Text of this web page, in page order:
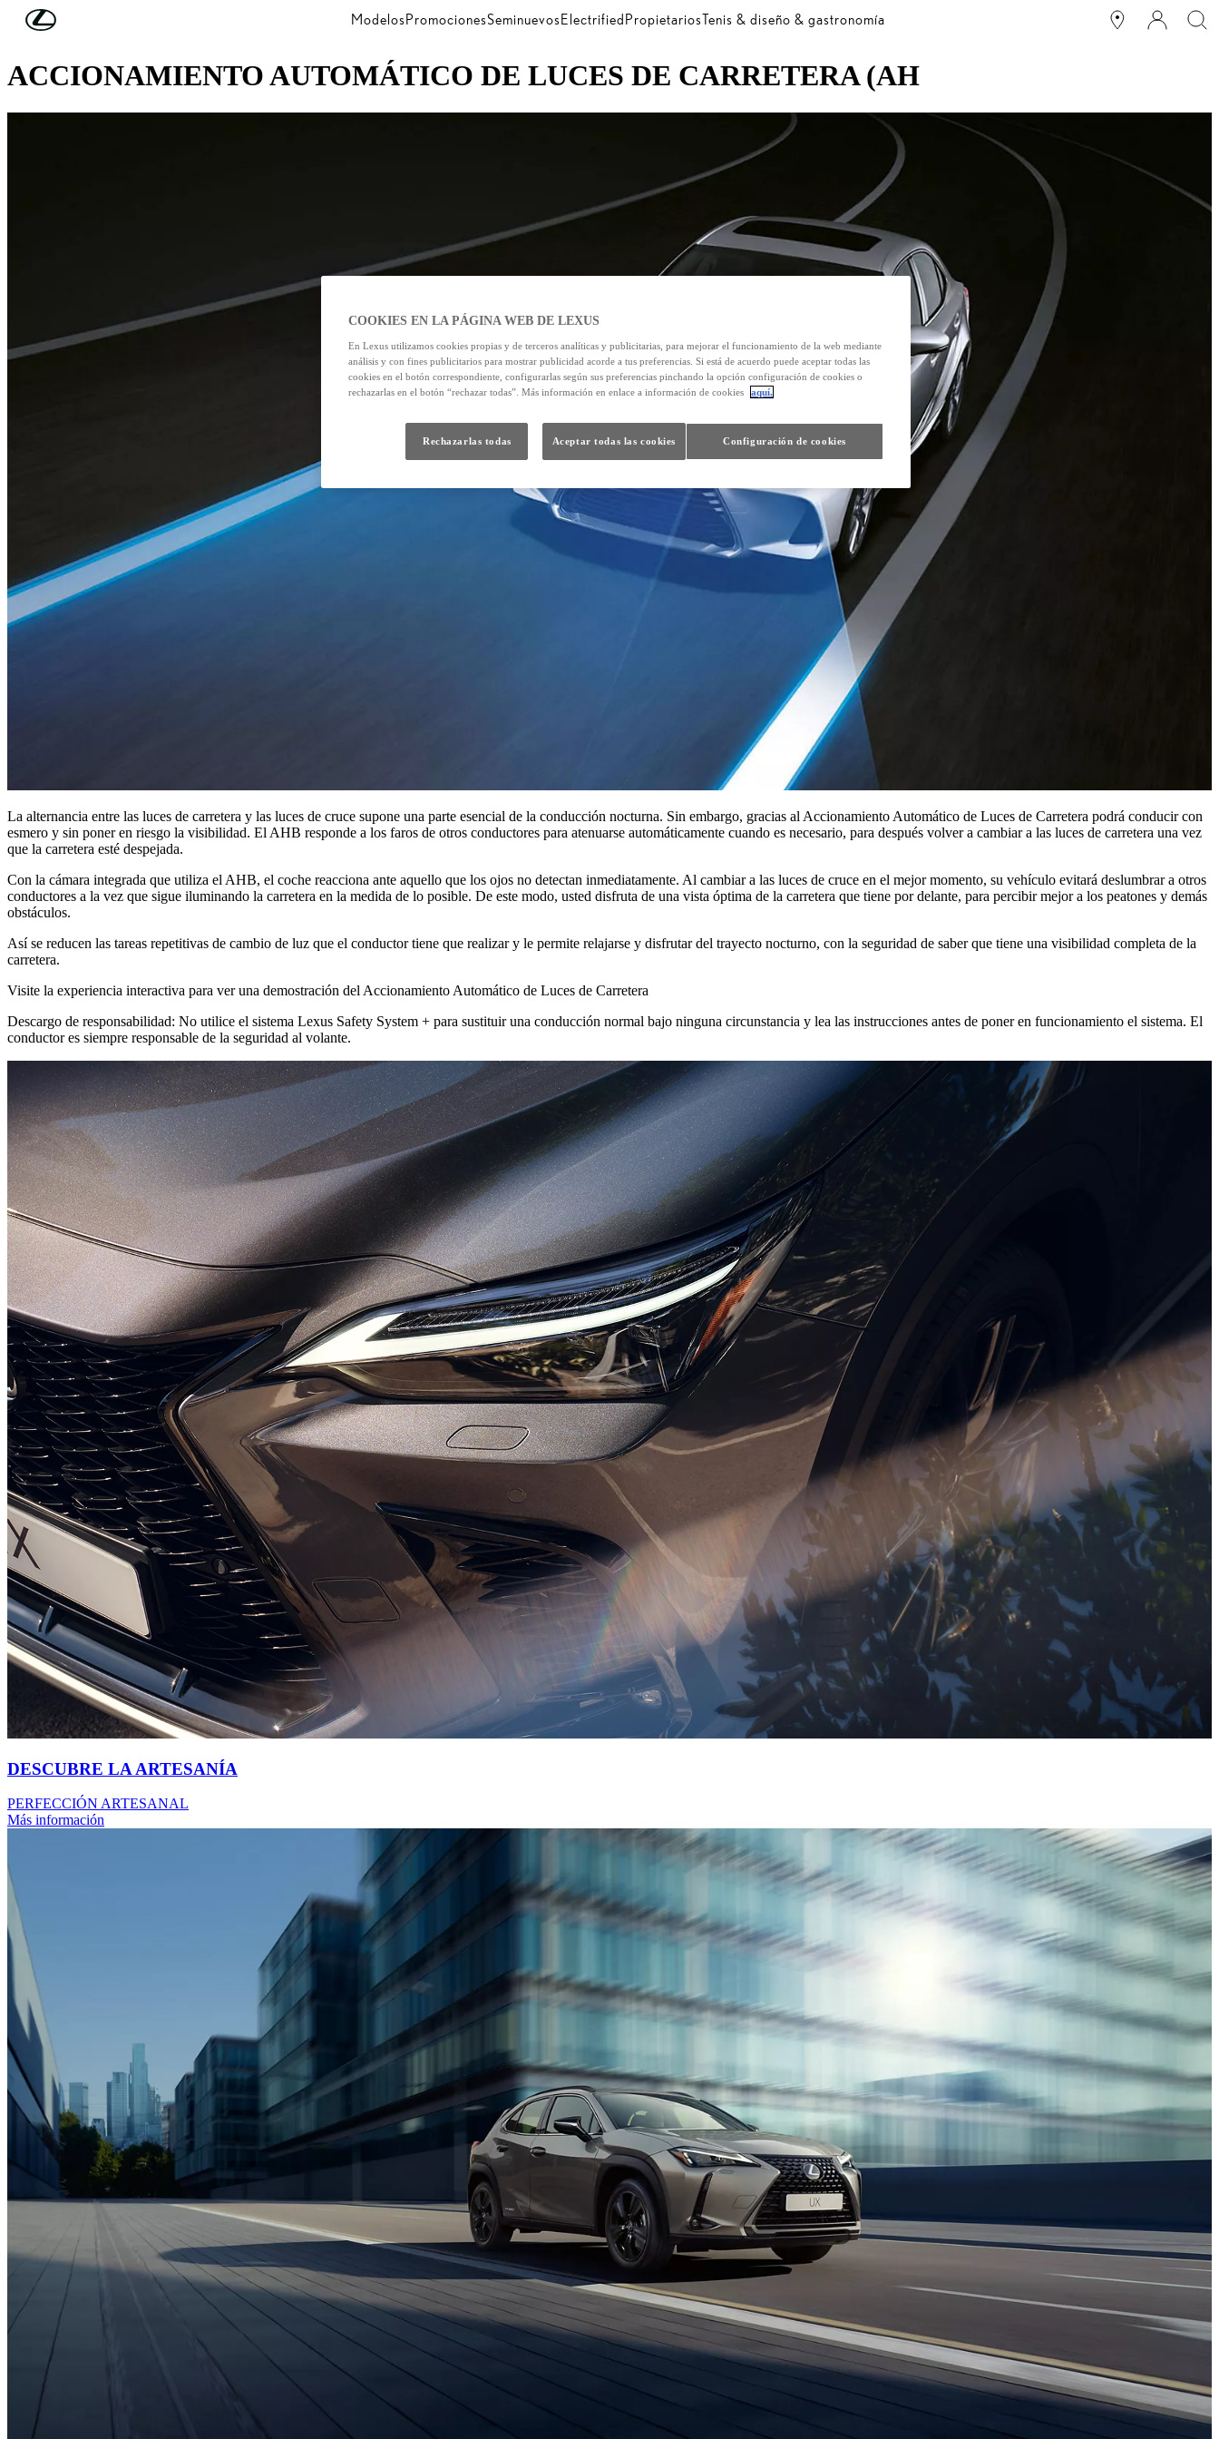
Skip to Main Content ModelosPromocionesSeminuevosElectrifiedPropietariosTenis & diseño & gastronomía
LEXUS SAFETY SYSTEM +
ACCIONAMIENTO AUTOMÁTICO DE LUCES DE CARRETERA (AH
La alternancia entre las luces de carretera y las luces de cruce supone una parte esencial de la conducción nocturna. Sin embargo, gracias al Accionamiento Automático de Luces de Carretera podrá conducir con
esmero y sin poner en riesgo la visibilidad. El AHB responde a los faros de otros conductores para atenuarse automáticamente cuando es necesario, para después volver a cambiar a las luces de carretera una vez
que la carretera esté despejada.
Con la cámara integrada que utiliza el AHB, el coche reacciona ante aquello que los ojos no detectan inmediatamente. Al cambiar a las luces de cruce en el mejor momento, su vehículo evitará deslumbrar a otros
conductores a la vez que sigue iluminando la carretera en la medida de lo posible. De este modo, usted disfruta de una vista óptima de la carretera que tiene por delante, para percibir mejor a los peatones y demás
obstáculos.
Así se reducen las tareas repetitivas de cambio de luz que el conductor tiene que realizar y le permite relajarse y disfrutar del trayecto nocturno, con la seguridad de saber que tiene una visibilidad completa de la
carretera.
Visite la experiencia interactiva para ver una demostración del Accionamiento Automático de Luces de Carretera
Descargo de responsabilidad: No utilice el sistema Lexus Safety System + para sustituir una conducción normal bajo ninguna circunstancia y lea las instrucciones antes de poner en funcionamiento el sistema. El
conductor es siempre responsable de la seguridad al volante.
DESCUBRE LA ARTESANÍA
PERFECCIÓN ARTESANAL
Más información
COOKIES EN LA PÁGINA WEB DE LEXUS
En Lexus utilizamos cookies propias y de terceros analíticas y publicitarias, para mejorar el funcionamiento de la web mediante
análisis y con fines publicitarios para mostrar publicidad acorde a tus preferencias. Si está de acuerdo puede aceptar todas las
cookies en el botón correspondiente, configurarlas según sus preferencias pinchando la opción configuración de cookies o
rechazarlas en el botón “rechazar todas”. Más información en enlace a información de cookies
aquí.
Configuración de cookies
Rechazarlas todas Aceptar todas las cookies